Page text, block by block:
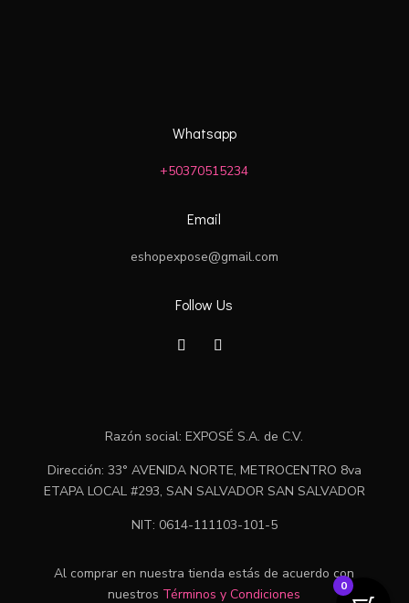
Whatsapp
+50370515234
Email
eshopexpose@gmail.com
Follow Us
Razón social: EXPOSÉ S.A. de C.V.
Dirección: 33° AVENIDA NORTE, METROCENTRO 8va
ETAPA LOCAL #293, SAN SALVADOR SAN SALVADOR
NIT: 0614-111103-101-5
Al comprar en nuestra tienda estás de acuerdo con
nuestros Términos y Condiciones 0